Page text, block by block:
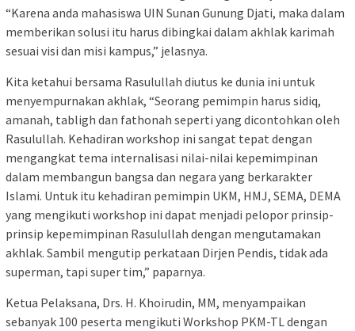
“Karena anda mahasiswa UIN Sunan Gunung Djati, maka dalam
memberikan solusi itu harus dibingkai dalam akhlak karimah
sesuai visi dan misi kampus,” jelasnya.
Kita ketahui bersama Rasulullah diutus ke dunia ini untuk
menyempurnakan akhlak, “Seorang pemimpin harus sidiq,
amanah, tabligh dan fathonah seperti yang dicontohkan oleh
Rasulullah. Kehadiran workshop ini sangat tepat dengan
mengangkat tema internalisasi nilai-nilai kepemimpinan
dalam membangun bangsa dan negara yang berkarakter
Islami. Untuk itu kehadiran pemimpin UKM, HMJ, SEMA, DEMA
yang mengikuti workshop ini dapat menjadi pelopor prinsip-
prinsip kepemimpinan Rasulullah dengan mengutamakan
akhlak. Sambil mengutip perkataan Dirjen Pendis, tidak ada
superman, tapi super tim,” paparnya.
Ketua Pelaksana, Drs. H. Khoirudin, MM, menyampaikan
sebanyak 100 peserta mengikuti Workshop PKM-TL dengan